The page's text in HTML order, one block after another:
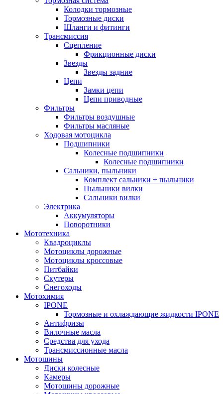
Колодки тормозные
Тормозные диски
Шланги и фитинги
Трансмиссия
Cцепление
Фрикционные диски
Звезды
Звезды задние
Цепи
Замки цепи
Цепи приводные
Фильтры
Фильтры воздушные
Фильтры масляные
Ходовая мотоцикла
Подшипники
Колесные подшипники
Колесные подшипники
Сальники, пыльники
Комплект сальники + пыльники
Пыльники вилки
Сальники вилки
Электрика
Аккумуляторы
Поворотники
Мототехника
Квадроциклы
Мотоциклы дорожные
Мотоциклы кроссовые
Питбайки
Скутеры
Снегоходы
Мотохимия
IPONE
Тормозные и охлаждающие жидкости IPONE
Антифризы
Вилочные масла
Средства для ухода
Трансмиссионные масла
Мотошины
Диски колесные
Камеры
Мотошины дорожные